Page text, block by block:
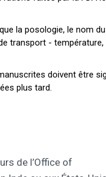
la posologie, le nom du
transport - température,
doivent être
plus tard.
de l’Office of